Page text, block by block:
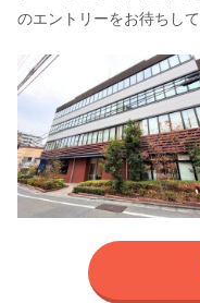
のエントリーをお待ちして